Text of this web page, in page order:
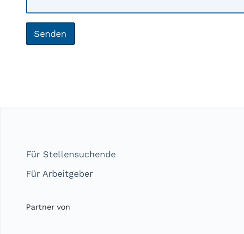
Senden
Für Stellensuchende
Für Arbeitgeber
Partner von